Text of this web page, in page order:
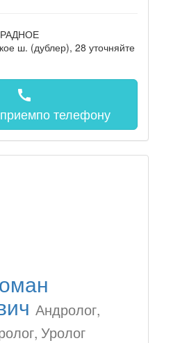
ш. (дублер), 28 уточняйте
call
по телефону
Андролог,
Уролог